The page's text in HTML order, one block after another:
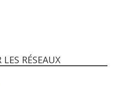
RÉSEAUX